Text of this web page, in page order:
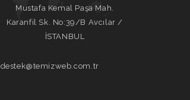
Mustafa Kemal Paşa Mah.
Karanfil Sk. No:39/B Avcılar /
İSTANBUL
destek@temizweb.com.tr